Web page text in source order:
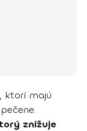
ktorí majú
znižuje